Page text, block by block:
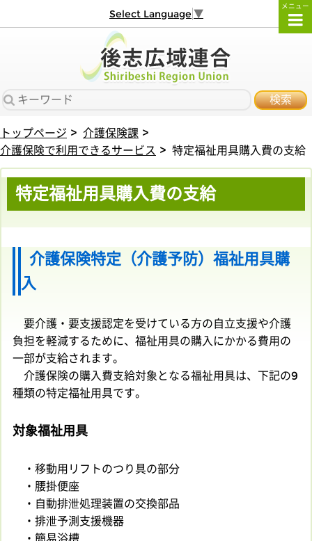
メニュー
Select Language ▼
検索
トップページ
介護保険課
介護保険で利用できるサービス
特定福祉用具購入費の支給
特定福祉用具購入費の支給
介護保険特定（介護予防）福祉用具購
入
要介護・要支援認定を受けている方の自立支援や介護
負担を軽減するために、福祉用具の購入にかかる費用の
一部が支給されます。
介護保険の購入費支給対象となる福祉用具は、下記の9
種類の特定福祉用具です。
対象福祉用具
・移動用リフトのつり具の部分
・腰掛便座
・自動排泄処理装置の交換部品
・排泄予測支援機器